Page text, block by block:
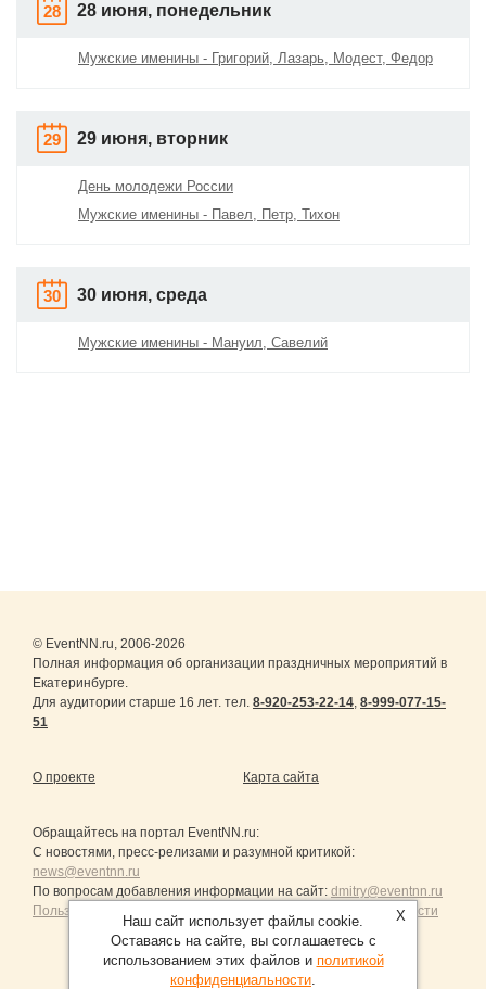
28 28 июня, понедельник
Мужские именины - Григорий, Лазарь, Модест, Федор
29 29 июня, вторник
День молодежи России
Мужские именины - Павел, Петр, Тихон
30 30 июня, среда
Мужские именины - Мануил, Савелий
© EventNN.ru, 2006-2026
Полная информация об организации праздничных мероприятий в
Екатеринбурге.
Для аудитории старше 16 лет. тел. 8-920-253-22-14, 8-999-077-15-
51
О проекте Карта сайта
Обращайтесь на портал EventNN.ru:
С новостями, пресс-релизами и разумной критикой:
news@eventnn.ru
По вопросам добавления информации на сайт: dmitry@eventnn.ru
Пользовательское Соглашение и политика конфиденциальности
X
Наш сайт использует файлы cookie.
Оставаясь на сайте, вы соглашаетесь с
использованием этих файлов и политикой
конфиденциальности.